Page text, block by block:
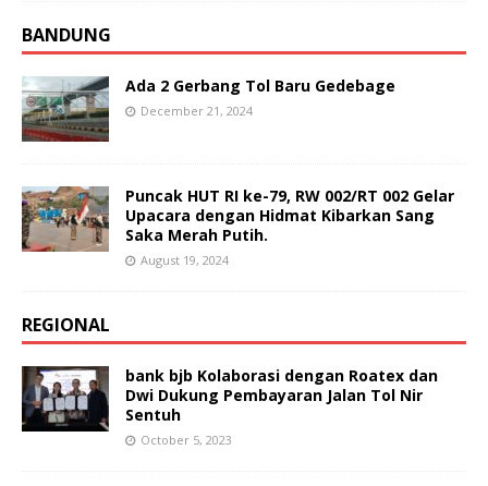
BANDUNG
Ada 2 Gerbang Tol Baru Gedebage
December 21, 2024
Puncak HUT RI ke-79, RW 002/RT 002 Gelar
Upacara dengan Hidmat Kibarkan Sang
Saka Merah Putih.
August 19, 2024
REGIONAL
bank bjb Kolaborasi dengan Roatex dan
Dwi Dukung Pembayaran Jalan Tol Nir
Sentuh
October 5, 2023